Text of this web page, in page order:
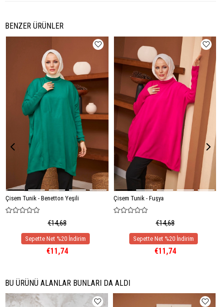
BENZER ÜRÜNLER
Çisem Tunik - Benetton Yeşili
€14,68
€11,74
Çisem Tunik - Fuşya
€14,68
€11,74
BU ÜRÜNÜ ALANLAR BUNLARI DA ALDI